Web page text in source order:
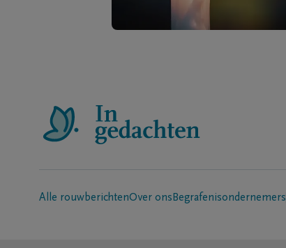
Alle rouwberichtenOver ons Begrafenisondernemers